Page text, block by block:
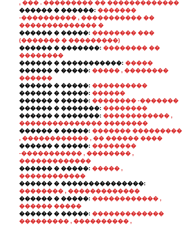
, ��� . ��������� �� �������������
������ � ������: �������
-���������� , ����������� ��
�������������� �
������ � �����: �������� ���
(������� � ���������)
������ � �������: �������� ��
��������
������ � �����������: �����
������ � �����: ����� , ��������
������
������ � �����: ����������
������ � �����: ������
������ � �����: �������� -�������
������ � �������: ��������
������ � �������: ������������ ,
��������������� ��������
������ � �����: ������� ���������
, ������������ , �� ������ ����
������ � �����: ��������
-����������� , �������� ,
�������������
������ � �����: ����� ,
������������
������ � ���������������:
�������� , �������������
������ � �����: ������������ ,
������ �����
������ � �����: �������������
��������� , ���������� ,